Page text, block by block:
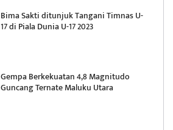
Bima Sakti ditunjuk Tangani Timnas U-
17 di Piala Dunia U-17 2023
Gempa Berkekuatan 4,8 Magnitudo
Guncang Ternate Maluku Utara